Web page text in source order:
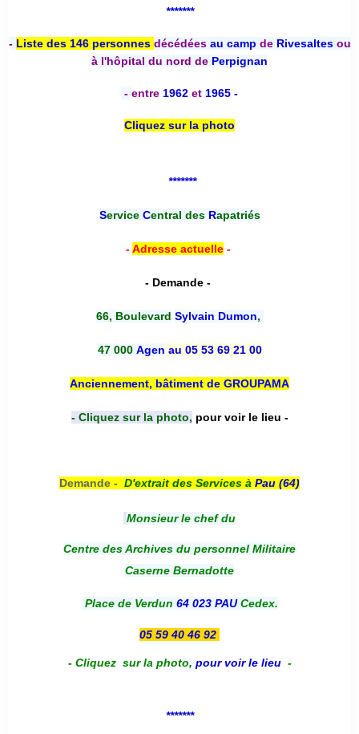
*******
- Liste des 146 personnes décédées au camp deRivesaltesou
à l'hôpital du nord de Perpignan
- entre 1962 et 1965 -
Cliquez sur la photo
*******
Service Central desRapatriés
-Adresse actuelle-
- Demande -
66, Boulevard Sylvain Dumon,
47 000 Agen au 05 53 69 21 00
Anciennement, bâtiment de GROUPAMA
- Cliquez sur la photo, pour voir le lieu -
Demande - D'extrait des Services à Pau (64)
Monsieur le chef du
Centre des Archives du personnel Militaire
Caserne Bernadotte
Place de Verdun 64 023 PAUCedex.
05 59 40 46 92
- Cliquez sur la photo, pour voir le lieu -
*******